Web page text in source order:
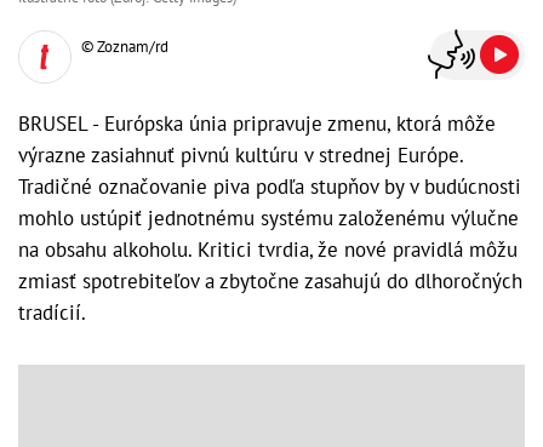
© Zoznam/rd
BRUSEL - Európska únia pripravuje zmenu, ktorá môže
výrazne zasiahnuť pivnú kultúru v strednej Európe.
Tradičné označovanie piva podľa stupňov by v budúcnosti
mohlo ustúpiť jednotnému systému založenému výlučne
na obsahu alkoholu. Kritici tvrdia, že nové pravidlá môžu
zmiasť spotrebiteľov a zbytočne zasahujú do dlhoročných
tradícií.